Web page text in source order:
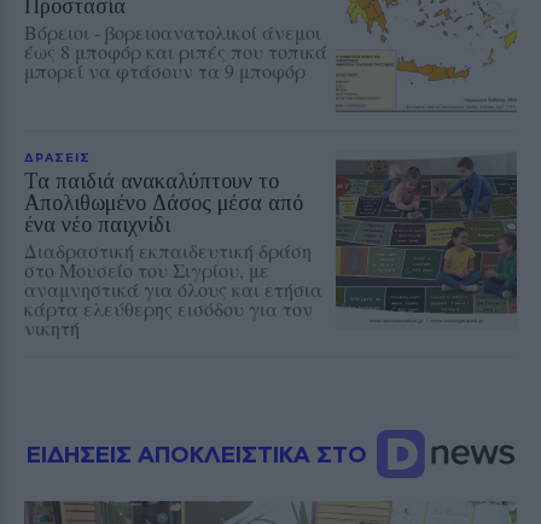
Προστασία
Βόρειοι - βορειοανατολικοί άνεμοι
έως 8 μποφόρ και ριπές που τοπικά
μπορεί να φτάσουν τα 9 μποφόρ
ΔΡΑΣΕΙΣ
Τα παιδιά ανακαλύπτουν το
Απολιθωμένο Δάσος μέσα από
ένα νέο παιχνίδι
Διαδραστική εκπαιδευτική δράση
στο Μουσείο του Σιγρίου, με
αναμνηστικά για όλους και ετήσια
κάρτα ελεύθερης εισόδου για τον
νικητή
ΕΙΔΗΣΕΙΣ ΑΠΟΚΛΕΙΣΤΙΚΑ ΣΤΟ